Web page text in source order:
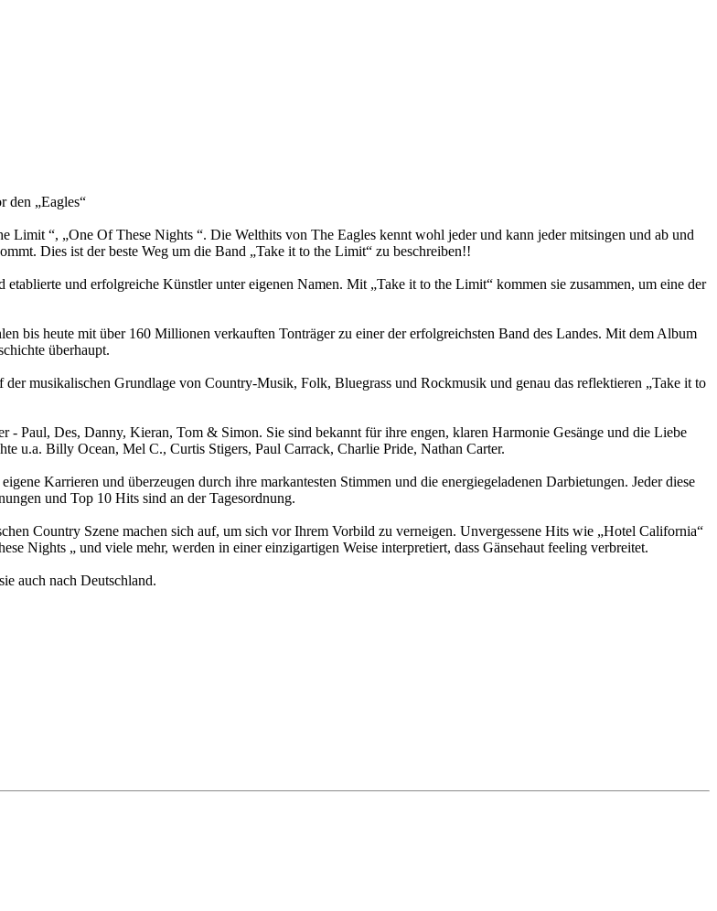
den „Eagles“
“, „One Of These Nights “. Die Welthits von The Eagles kennt wohl jeder und kann jeder mitsingen und ab und
Dies ist der beste Weg um die Band „Take it to the Limit“ zu beschreiben!!
und erfolgreiche Künstler unter eigenen Namen. Mit „Take it to the Limit“ kommen sie zusammen, um eine der
bis heute mit über 160 Millionen verkauften Tonträger zu einer der erfolgreichsten Band des Landes. Mit dem Album
überhaupt.
musikalischen Grundlage von Country-Musik, Folk, Bluegrass und Rockmusik und genau das reflektieren „Take it to
Paul, Des, Danny, Kieran, Tom & Simon. Sie sind bekannt für ihre engen, klaren Harmonie Gesänge und die Liebe
u.a. Billy Ocean, Mel C., Curtis Stigers, Paul Carrack, Charlie Pride, Nathan Carter.
Karrieren und überzeugen durch ihre markantesten Stimmen und die energiegeladenen Darbietungen. Jeder diese
und Top 10 Hits sind an der Tagesordnung.
Country Szene machen sich auf, um sich vor Ihrem Vorbild zu verneigen. Unvergessene Hits wie „Hotel California“
„ und viele mehr, werden in einer einzigartigen Weise interpretiert, dass Gänsehaut feeling verbreitet.
auch nach Deutschland.